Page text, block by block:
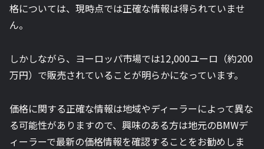
格については、現時点では正確な情報は得られていませ
ん。
しかしながら、ヨーロッパ市場では12,000ユーロ（約200
万円）で販売されていることが明らかになっています。
価格に関する正確な情報は地域やディーラーによって異な
る可能性がありますので、興味のある方は地元のBMWデ
ィーラーで最新の価格情報を確認することをお勧めしま